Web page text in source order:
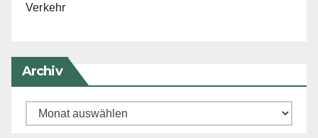
Verkehr
Archiv
Archiv